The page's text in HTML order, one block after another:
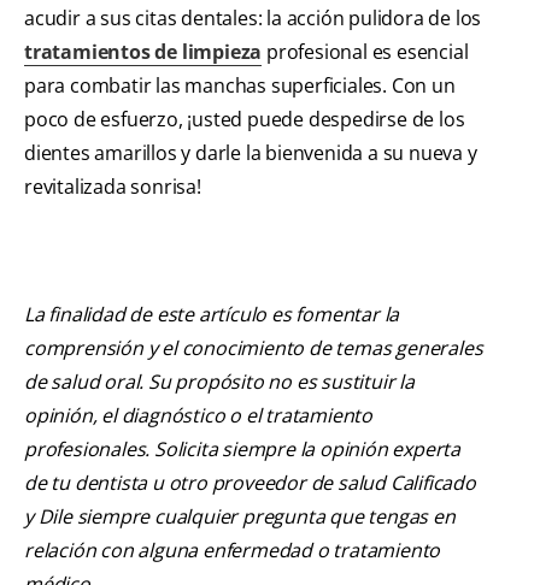
acudir a sus citas dentales: la acción pulidora de los
tratamientos de limpieza profesional es esencial
para combatir las manchas superficiales. Con un
poco de esfuerzo, ¡usted puede despedirse de los
dientes amarillos y darle la bienvenida a su nueva y
revitalizada sonrisa!
La finalidad de este artículo es fomentar la
comprensión y el conocimiento de temas generales
de salud oral. Su propósito no es sustituir la
opinión, el diagnóstico o el tratamiento
profesionales. Solicita siempre la opinión experta
de tu dentista u otro proveedor de salud Calificado
y Dile siempre cualquier pregunta que tengas en
relación con alguna enfermedad o tratamiento